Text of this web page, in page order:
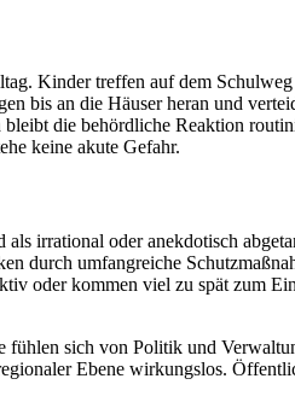
Kinder treffen auf dem
bis an die Häuser heran und
die behördliche Reaktion
keine akute Gefahr.
irrational oder anekdotisch
durch umfangreiche
oder kommen viel zu spät zum
sich von Politik und
Ebene wirkungslos.